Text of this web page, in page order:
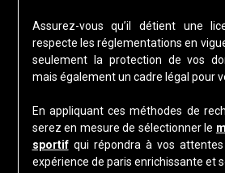
Assurez-vous qu’il détient une
respecte les réglementations en
seulement la protection de vos
mais également un cadre légal pour
En appliquant ces méthodes de
serez en mesure de sélectionner le
sportifqui répondra à vos
expérience de paris enrichissante et